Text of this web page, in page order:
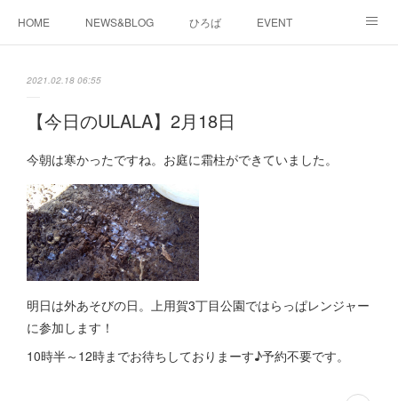
HOME NEWS&BLOG ひろば EVENT
2021.02.18 06:55
【今日のULALA】2月18日
今朝は寒かったですね。お庭に霜柱ができていました。
明日は外あそびの日。上用賀3丁目公園ではらっぱレンジャー
に参加します！
10時半～12時までお待ちしておりまーす♪予約不要です。